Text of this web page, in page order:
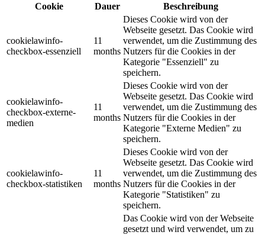
Cookie
Dauer Beschreibung
cookielawinfo-
checkbox-essenziell
11
months
Dieses Cookie wird von der
Webseite gesetzt. Das Cookie wird
verwendet, um die Zustimmung des
Nutzers für die Cookies in der
Kategorie "Essenziell" zu
speichern.
cookielawinfo-
checkbox-externe-
medien
11
months
Dieses Cookie wird von der
Webseite gesetzt. Das Cookie wird
verwendet, um die Zustimmung des
Nutzers für die Cookies in der
Kategorie "Externe Medien" zu
speichern.
cookielawinfo-
checkbox-statistiken
11
months
Dieses Cookie wird von der
Webseite gesetzt. Das Cookie wird
verwendet, um die Zustimmung des
Nutzers für die Cookies in der
Kategorie "Statistiken" zu
speichern.
Das Cookie wird von der Webseite
gesetzt und wird verwendet, um zu